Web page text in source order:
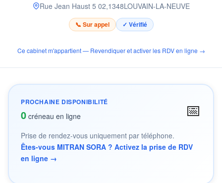
Rue Jean Haust 5 02,1348LOUVAIN-LA-NEUVE
📞 Sur appel ✓ Vérifié
Ce cabinet m'appartient — Revendiquer et activer les RDV en ligne →
PROCHAINE DISPONIBILITÉ
0 créneau en ligne 📅
Prise de rendez-vous uniquement par téléphone.
Êtes-vous MITRAN SORA ? Activez la prise de RDV
en ligne →